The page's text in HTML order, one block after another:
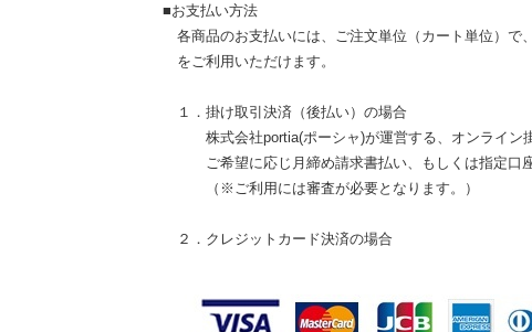
■お支払い方法
各商品のお支払いには、ご注文単位（カート単位）で
をご利用いただけます。
１．掛け取引決済（後払い）の場合
株式会社portia(ポーシャ)が運営する、オンライン掛
ご希望に応じ月締め請求書払い、もしくは指定口座
（※ご利用には審査が必要となります。）
２．クレジットカード決済の場合